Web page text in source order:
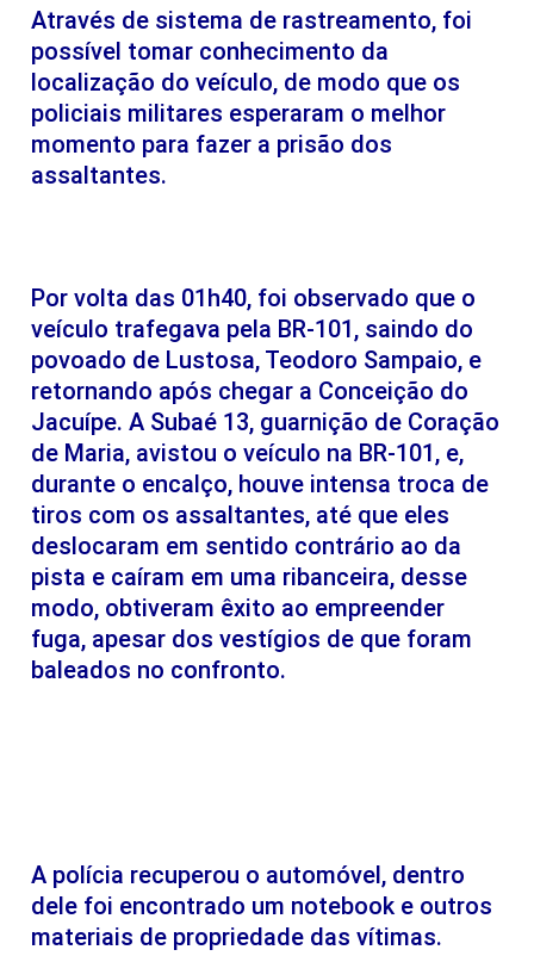
Através de sistema de rastreamento, foi
possível tomar conhecimento da
localização do veículo, de modo que os
policiais militares esperaram o melhor
momento para fazer a prisão dos
assaltantes.
Por volta das 01h40, foi observado que o
veículo trafegava pela BR-101, saindo do
povoado de Lustosa, Teodoro Sampaio, e
retornando após chegar a Conceição do
Jacuípe. A Subaé 13, guarnição de Coração
de Maria, avistou o veículo na BR-101, e,
durante o encalço, houve intensa troca de
tiros com os assaltantes, até que eles
deslocaram em sentido contrário ao da
pista e caíram em uma ribanceira, desse
modo, obtiveram êxito ao empreender
fuga, apesar dos vestígios de que foram
baleados no confronto.
A polícia recuperou o automóvel, dentro
dele foi encontrado um notebook e outros
materiais de propriedade das vítimas.